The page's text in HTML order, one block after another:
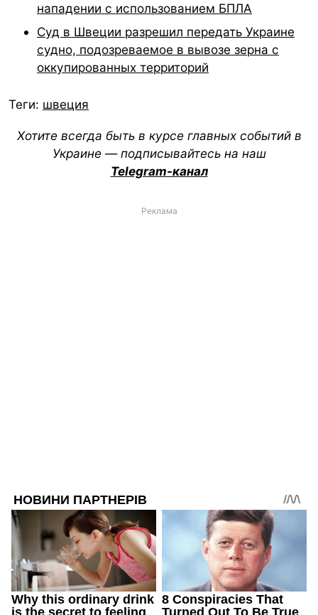
нападении с использованием БПЛА
Суд в Швеции разрешил передать Украине
судно, подозреваемое в вывозе зерна с
оккупированных территорий
Теги: швеция
Хотите всегда быть в курсе главных событий в
Украине — подписывайтесь на наш
Telegram-канал
Реклама